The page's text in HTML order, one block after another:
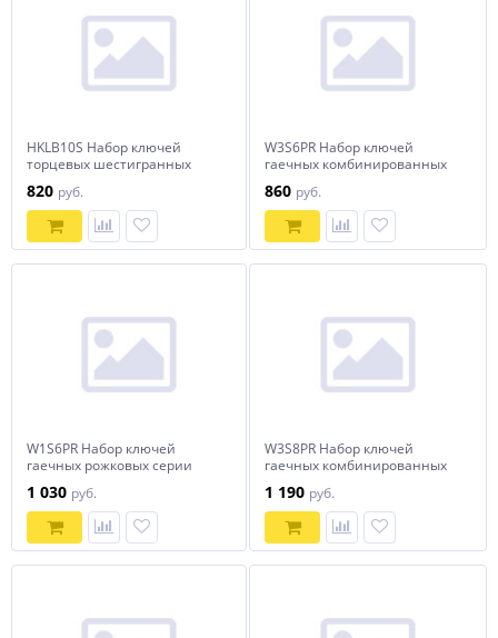
HKLB10S Набор ключей
торцевых шестигранных
H10, 10 предметов
820 руб.
W3S6PR Набор ключей
гаечных комбинированных
17 мм, 6 предметов
860 руб.
W1S6PR Набор ключей
гаечных рожковых серии
предметов
1 030 руб.
W3S8PR Набор ключей
гаечных комбинированных
19 мм, 8 предметов
1 190 руб.